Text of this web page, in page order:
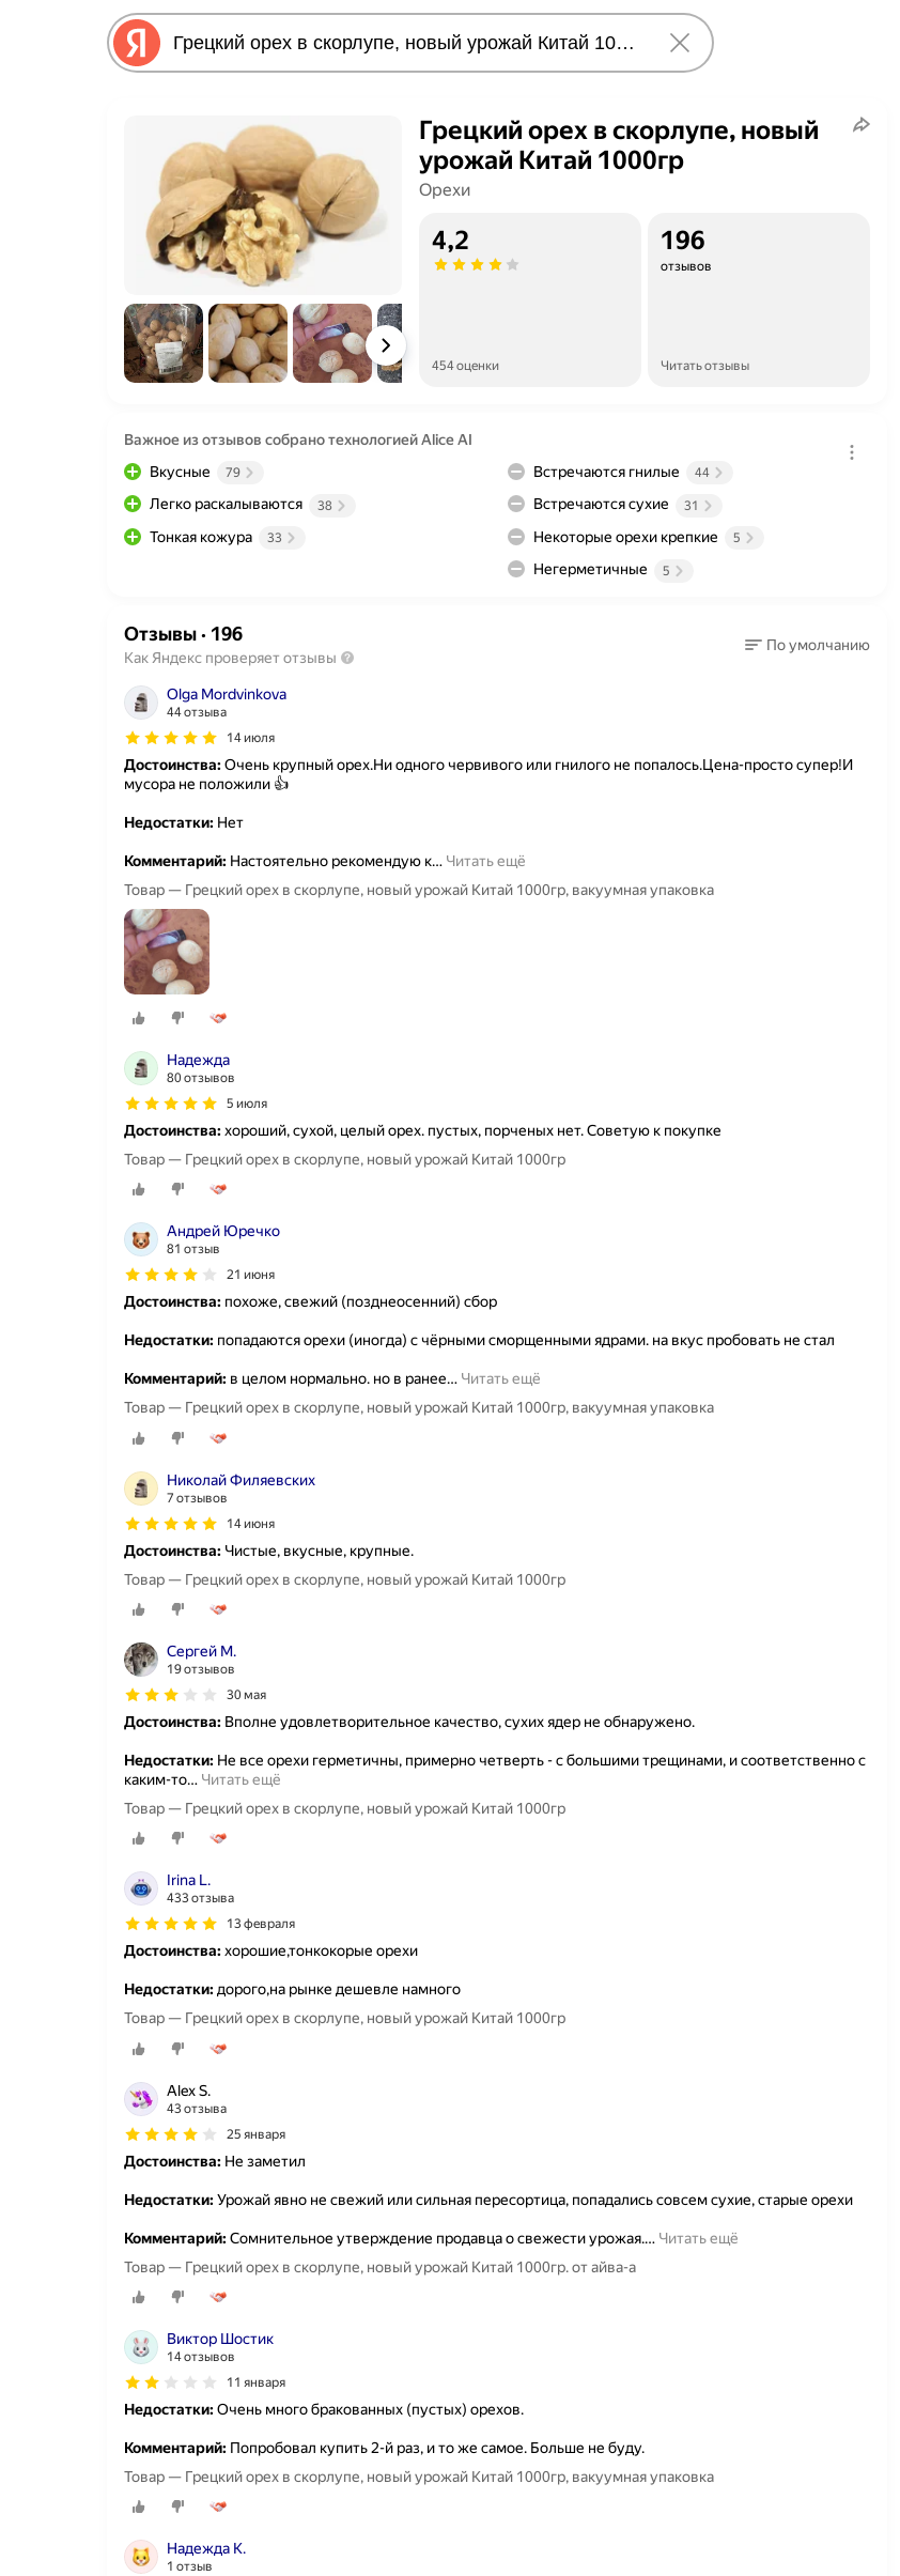
Грецкий орех в скорлупе, новый
урожай Китай 1000гр
Орехи
4,2
454 оценки
196
отзывов
Читать отзывы
Важное из отзывов собрано технологией Alice AI
Вкусные
79
Легко раскалываются 38
Тонкая кожура 33
Встречаются гнилые 44
Встречаются сухие 31
Некоторые орехи крепкие 5
Негерметичные 5
Отзывы· 196
Как Яндекс проверяет отзывы
По умолчанию
Olga Mordvinkova
44 отзыва
14 июля
Достоинства:Очень крупный орех.Ни одного червивого или гнилого не попалось.Цена-просто супер!И
мусора не положили 👍
Недостатки: Нет
Комментарий: Настоятельно рекомендую к… Читать ещё
Товар — Грецкий орех в скорлупе, новый урожай Китай 1000гр, вакуумная упаковка
Надежда
80 отзывов
5 июля
Достоинства:хороший, сухой, целый орех. пустых, порченых нет. Советую к покупке
Товар — Грецкий орех в скорлупе, новый урожай Китай 1000гр
Андрей Юречко
81 отзыв
21 июня
Достоинства: похоже, свежий (позднеосенний) сбор
Недостатки: попадаются орехи (иногда) с чёрными сморщенными ядрами. на вкус пробовать не стал
Комментарий: в целом нормально. но в ранее… Читать ещё
Товар — Грецкий орех в скорлупе, новый урожай Китай 1000гр, вакуумная упаковка
Николай Филяевских
7 отзывов
14 июня
Достоинства: Чистые, вкусные, крупные.
Товар — Грецкий орех в скорлупе, новый урожай Китай 1000гр
Сергей М.
19 отзывов
30 мая
Достоинства: Вполне удовлетворительное качество, сухих ядер не обнаружено.
Недостатки: Не все орехи герметичны, примерно четверть - с большими трещинами, и соответственно с
каким-то… Читать ещё
Товар — Грецкий орех в скорлупе, новый урожай Китай 1000гр
Irina L.
433 отзыва
13 февраля
Достоинства:хорошие,тонкокорые орехи
Недостатки:дорого,на рынке дешевле намного
Товар — Грецкий орех в скорлупе, новый урожай Китай 1000гр
Alex S.
43 отзыва
25 января
Достоинства: Не заметил
Недостатки:Урожай явно не свежий или сильная пересортица, попадались совсем сухие, старые орехи
Комментарий:Сомнительное утверждение продавца о свежести урожая.… Читать ещё
Товар — Грецкий орех в скорлупе, новый урожай Китай 1000гр. от айва-а
Виктор Шостик
14 отзывов
11 января
Недостатки:Очень много бракованных (пустых) орехов.
Комментарий: Попробовал купить 2-й раз, и то же самое. Больше не буду.
Товар — Грецкий орех в скорлупе, новый урожай Китай 1000гр, вакуумная упаковка
Надежда К.
1 отзыв